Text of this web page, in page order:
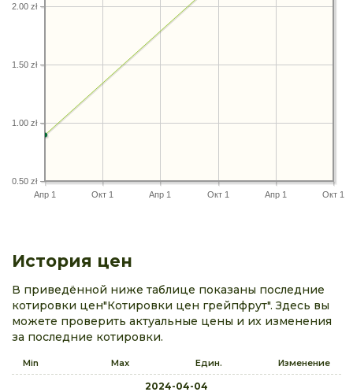
Апр 1 Окт 1 Апр 1 Окт 1 Апр 1 Окт 1
0.50 zł
1.00 zł
1.50 zł
2.00 zł
История цен
В приведённой ниже таблице показаны последние
котировки цен"Котировки цен грейпфрут". Здесь вы
можете проверить актуальные цены и их изменения
за последние котировки.
Min Max Един. Изменение
2024-04-04